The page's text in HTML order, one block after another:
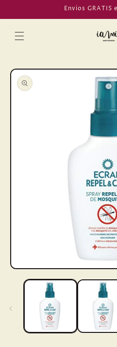
al contenido
Envios GRATIS
directamente
a la
información
Abrir
elemento
multimedia
una